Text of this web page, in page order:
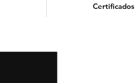
Certificados